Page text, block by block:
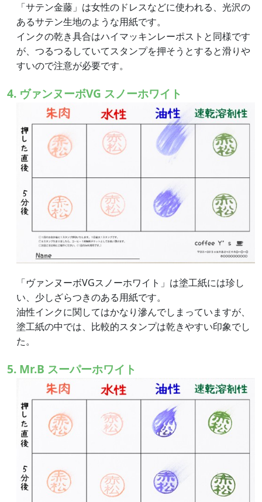
「サテン金藤」は女性のドレスなどに使われる、光沢の
あるサテン生地のような用紙です。
インクの乾き具合はハイマッキンレーポストと同様です
が、つるつるしていてスタンプを押そうとすると滑りや
すいので注意が必要です。
4. ヴァンヌーボVG スノーホワイト
「ヴァンヌーボVGスノーホワイト」は塗工紙には珍し
い、少しざらつきのある用紙です。
油性インクに関してはかなり滲んでしまっていますが、
塗工紙の中では、比較的スタンプは乾きやすい印象でし
た。
5. Mr.B スーパーホワイト